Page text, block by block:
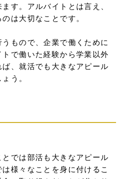
す。アルバイトとは言え、
は大切なことです。
もので、企業で働くために
で働いた経験から学業以外
、就活でも大きなアピール
う。
では部活も大きなアピール
様々なことを身に付けるこ